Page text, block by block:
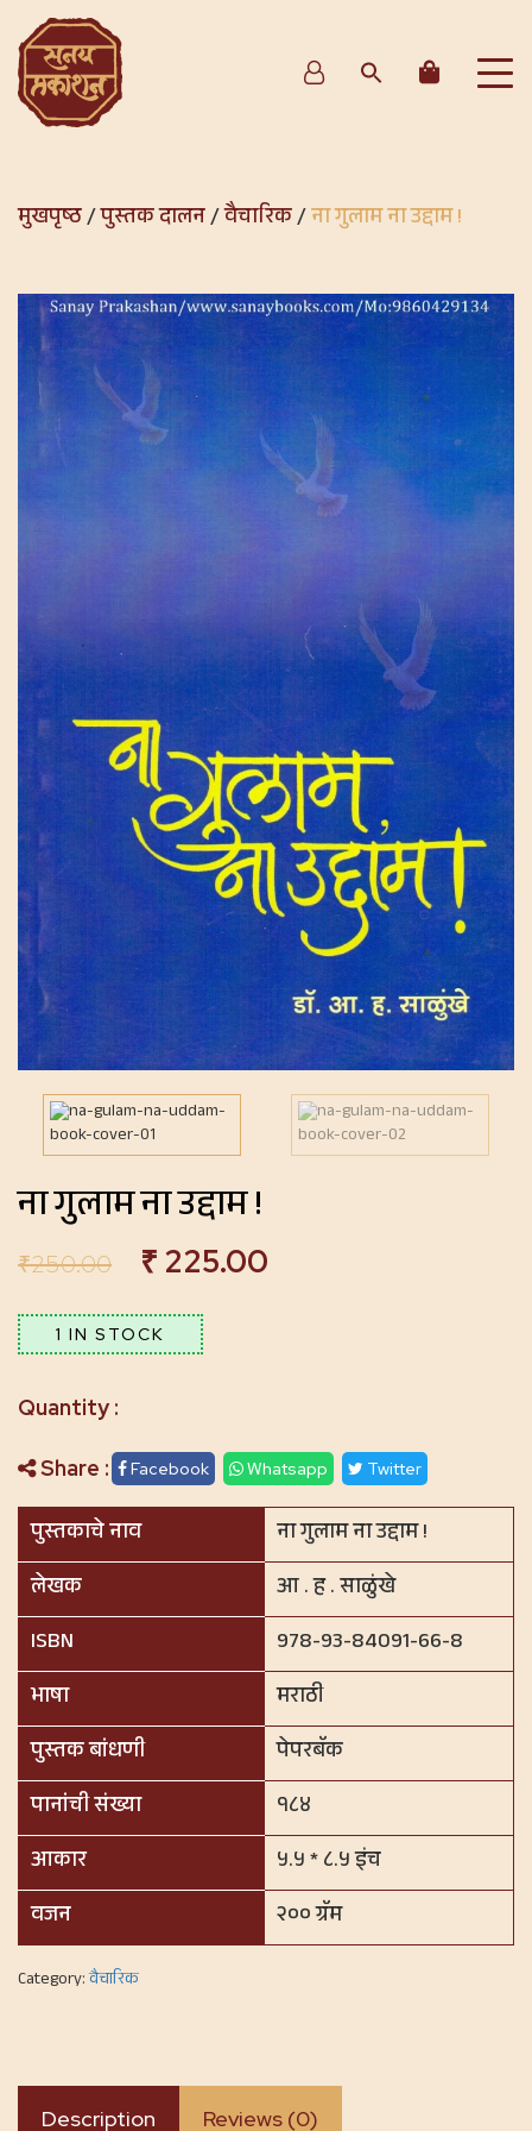
मुखपृष्ठ/पुस्तक दालन/वैचारिक/ना गुलाम ना उद्दाम !
ना गुलाम ना उद्दाम !
₹250.00 ₹ 225.00
1 IN STOCK
Share : Facebook Whatsapp Twitter
पुस्तकाचे नाव
ना गुलाम ना उद्दाम !
लेखक
आ . ह . साळुंखे
ISBN
978-93-84091-66-8
भाषा
मराठी
पुस्तक बांधणी
पेपरबॅक
पानांची संख्या
१८४
आकार
५.५ * ८.५ इंच
वजन
२०० ग्रॅम
Category:वैचारिक
Description Reviews (0)